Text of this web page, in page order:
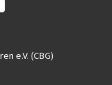
e.V. (CBG)